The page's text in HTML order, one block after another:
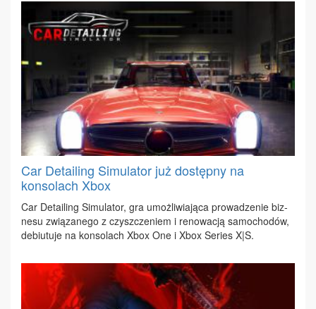
Car Detailing Simulator już dostępny na
konsolach Xbox
Car De­ta­iling Si­mu­la­tor, gra umoż­li­wia­ją­ca pro­wa­dze­nie biz­
ne­su zwią­za­ne­go z czysz­cze­niem i re­no­wa­cją sa­mo­cho­dów,
de­biu­tu­je na kon­so­lach Xbox One i Xbox Se­ries X|S.